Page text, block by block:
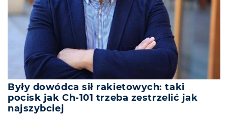
Były dowódca sił rakietowych: taki
pocisk jak Ch-101 trzeba zestrzelić jak
najszybciej